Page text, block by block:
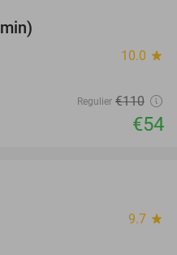
10.0 star
Regulier €110
€54
9.7 star